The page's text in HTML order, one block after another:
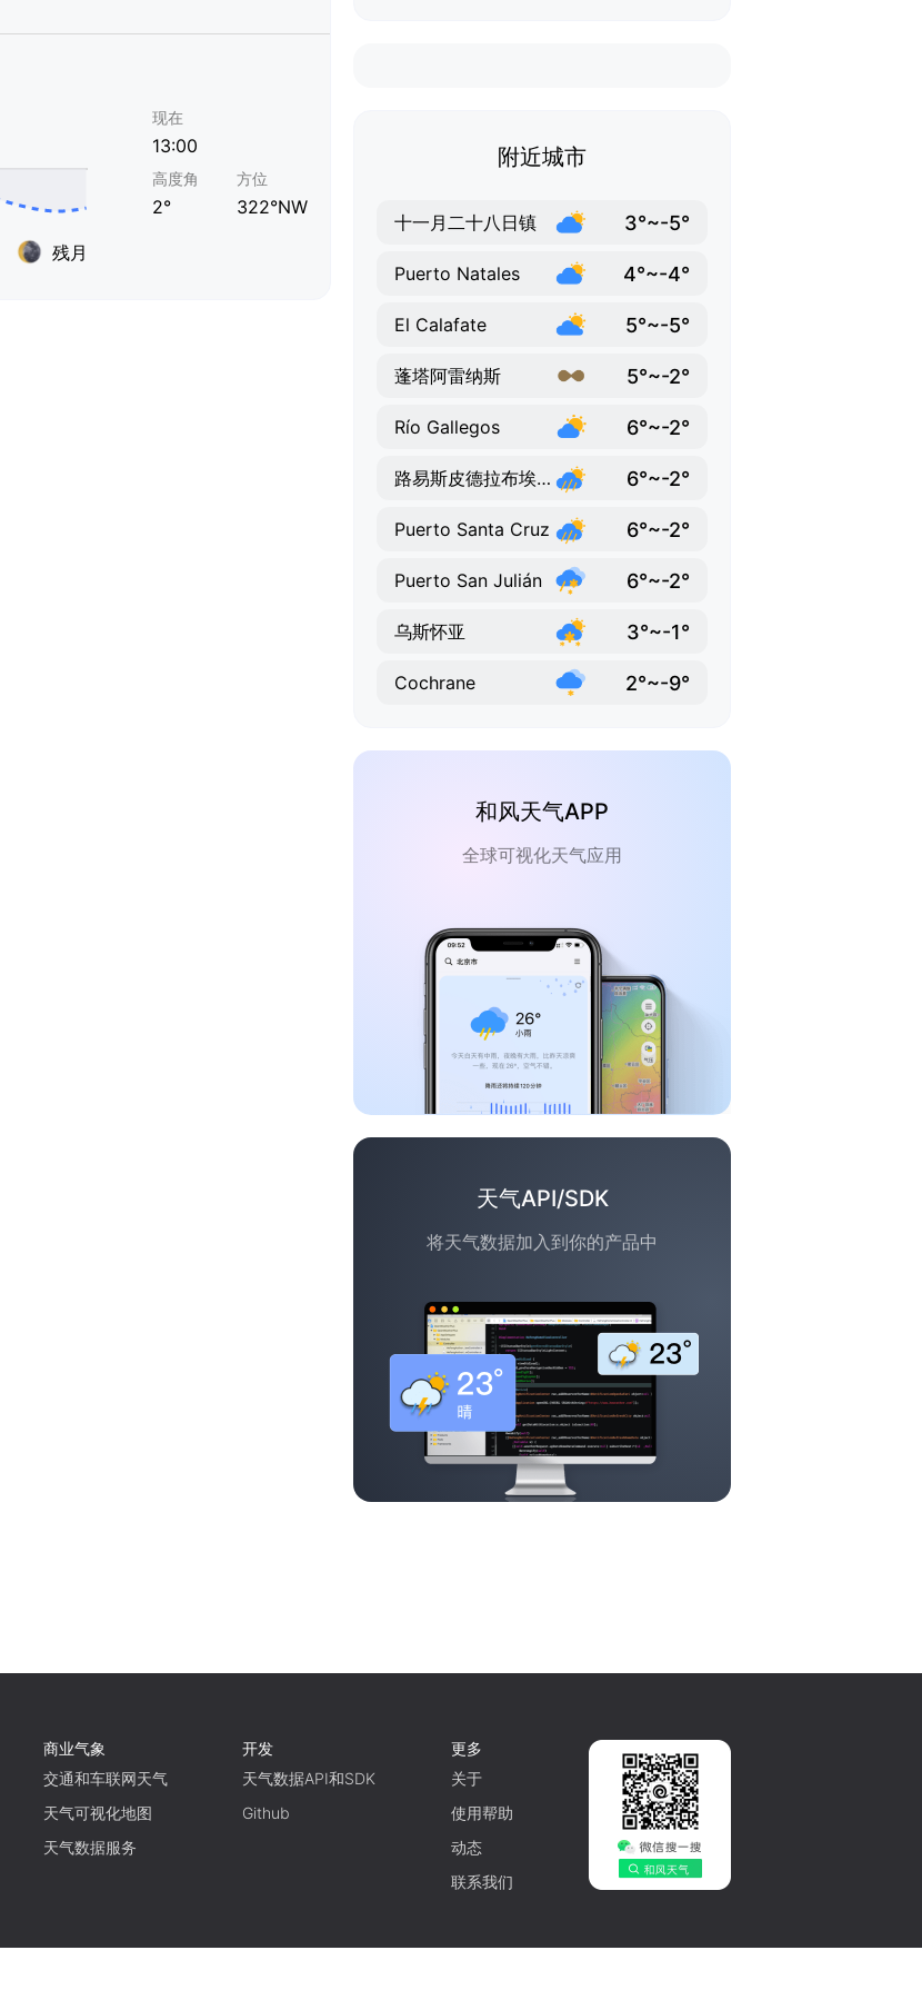
残月
现在
13:00
高度角
2°
方位
322°NW
附近城市
十一月二十八日镇 3°~-5°
Puerto Natales 4°~-4°
El Calafate 5°~-5°
蓬塔阿雷纳斯 5°~-2°
Río Gallegos 6°~-2°
路易斯皮德拉布埃纳指挥官镇 6°~-2°
Puerto Santa Cruz 6°~-2°
Puerto San Julián 6°~-2°
乌斯怀亚 3°~-1°
Cochrane 2°~-9°
和风天气APP
全球可视化天气应用
天气API/SDK
将天气数据加入到你的产品中
商业气象
交通和车联网天气
天气可视化地图
天气数据服务
开发
天气数据API和SDK
Github
更多
关于
使用帮助
动态
联系我们